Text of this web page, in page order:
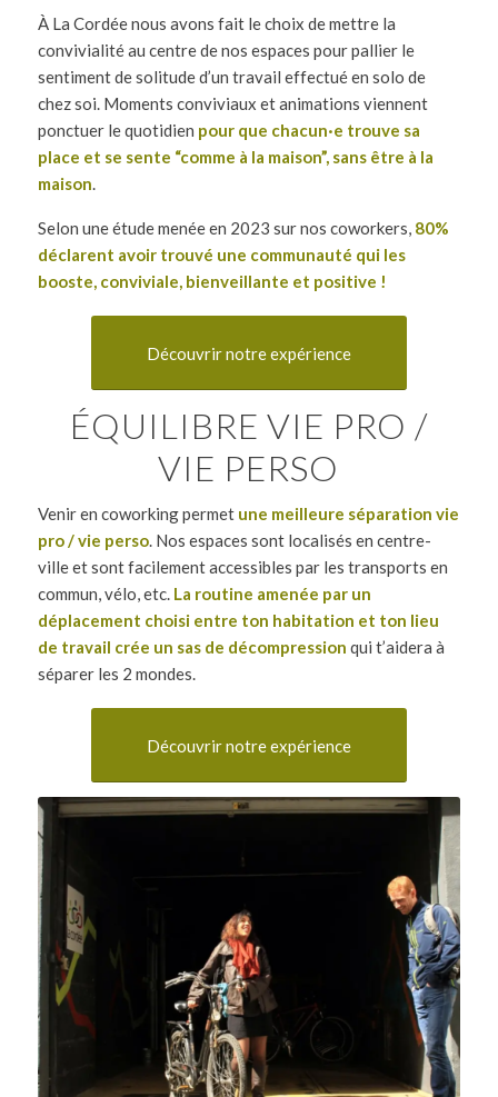
À La Cordée nous avons fait le choix de mettre la
convivialité au centre de nos espaces pour pallier le
sentiment de solitude d’un travail effectué en solo de
chez soi. Moments conviviaux et animations viennent
ponctuer le quotidien pour que chacun·e trouve sa
place et se sente “comme à la maison”, sans être à la
maison.
Selon une étude menée en 2023 sur nos coworkers, 80%
déclarent avoir trouvé une communauté qui les
booste, conviviale, bienveillante et positive !
Découvrir notre expérience
ÉQUILIBRE VIE PRO /
VIE PERSO
Venir en coworking permet une meilleure séparation vie
pro / vie perso. Nos espaces sont localisés en centre-
ville et sont facilement accessibles par les transports en
commun, vélo, etc. La routine amenée par un
déplacement choisi entre ton habitation et ton lieu
de travail crée un sas de décompression qui t’aidera à
séparer les 2 mondes.
Découvrir notre expérience